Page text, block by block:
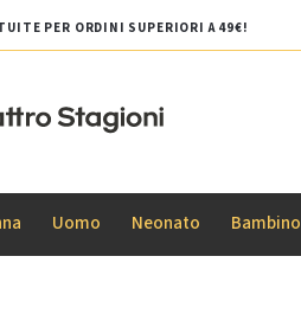
PER ORDINI SUPERIORI A 49€!
Uomo Neonato Bambino